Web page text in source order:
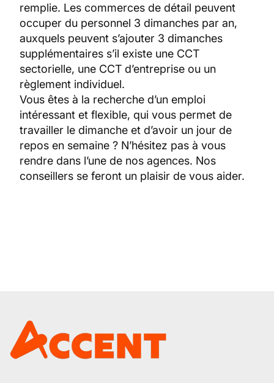
remplie. Les commerces de détail peuvent
occuper du personnel 3 dimanches par an,
auxquels peuvent s’ajouter 3 dimanches
supplémentaires s’il existe une CCT
sectorielle, une CCT d’entreprise ou un
règlement individuel.
Vous êtes à la recherche d’un emploi
intéressant et flexible, qui vous permet de
travailler le dimanche et d’avoir un jour de
repos en semaine ? N’hésitez pas à vous
rendre dans l’une de nos agences. Nos
conseillers se feront un plaisir de vous aider.